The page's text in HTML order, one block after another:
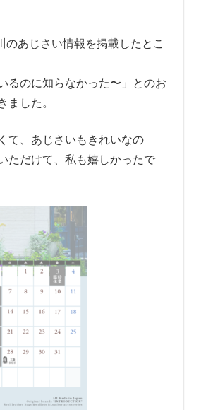
あじさい情報を掲載したとこ
るのに知らなかった〜」とのお
した。
て、あじさいもきれいなの
ただけて、私も嬉しかったで